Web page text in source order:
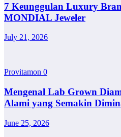
7 Keunggulan Luxury
MONDIAL Jeweler
July 21, 2026
Provitamon 0
Mengenal Lab Grown
Alami yang Semakin
June 25, 2026